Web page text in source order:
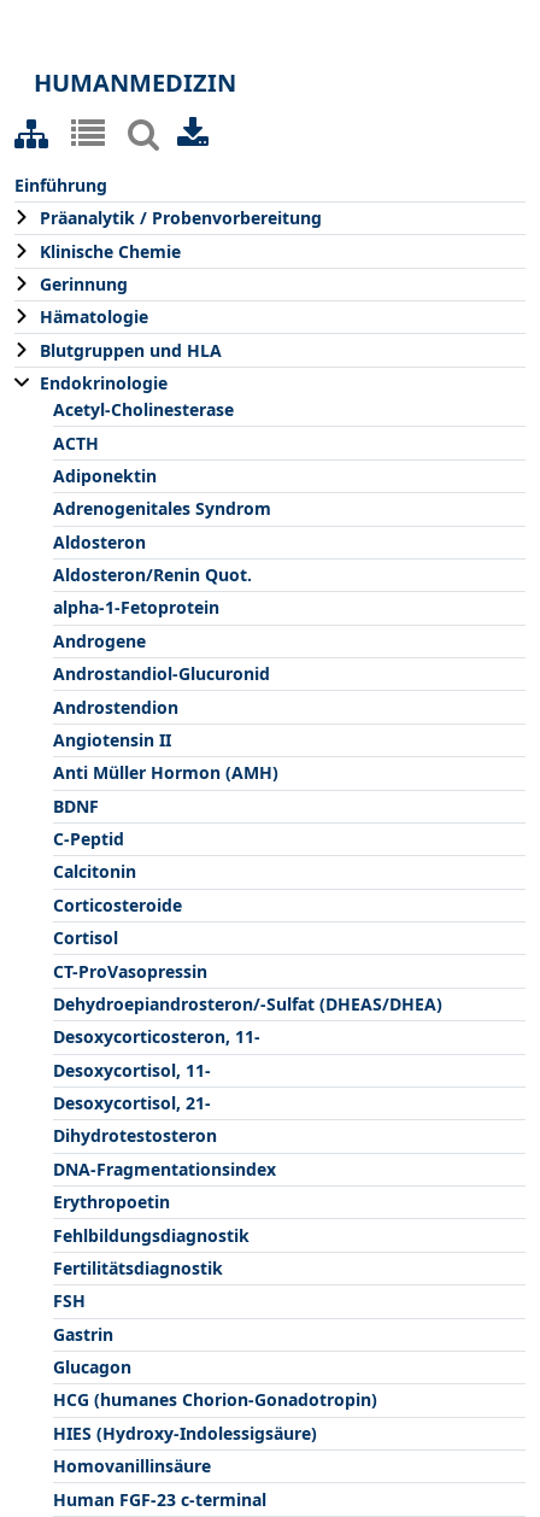
HUMANMEDIZIN
Einführung
Präanalytik / Probenvorbereitung
Klinische Chemie
Gerinnung
Hämatologie
Blutgruppen und HLA
Endokrinologie
Acetyl-Cholinesterase
ACTH
Adiponektin
Adrenogenitales Syndrom
Aldosteron
Aldosteron/Renin Quot.
alpha-1-Fetoprotein
Androgene
Androstandiol-Glucuronid
Androstendion
Angiotensin II
Anti Müller Hormon (AMH)
BDNF
C-Peptid
Calcitonin
Corticosteroide
Cortisol
CT-ProVasopressin
Dehydroepiandrosteron/-Sulfat (DHEAS/DHEA)
Desoxycorticosteron, 11-
Desoxycortisol, 11-
Desoxycortisol, 21-
Dihydrotestosteron
DNA-Fragmentationsindex
Erythropoetin
Fehlbildungsdiagnostik
Fertilitätsdiagnostik
FSH
Gastrin
Glucagon
HCG (humanes Chorion-Gonadotropin)
HIES (Hydroxy-Indolessigsäure)
Homovanillinsäure
Human FGF-23 c-terminal